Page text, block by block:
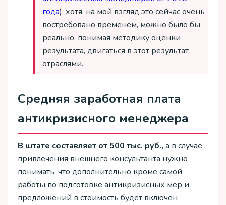
года), хотя, на мой взгляд это сейчас очень
востребовано временем, можно было бы
реально, понимая методику оценки
результата, двигаться в этот результат
отраслями.
Средняя заработная плата
антикризисного менеджера
В штате составляет от 500 тыс. руб., а в случае
привлечения внешнего консультанта нужно
понимать, что дополнительно кроме самой
работы по подготовке антикризисных мер и
предложений в стоимость будет включен